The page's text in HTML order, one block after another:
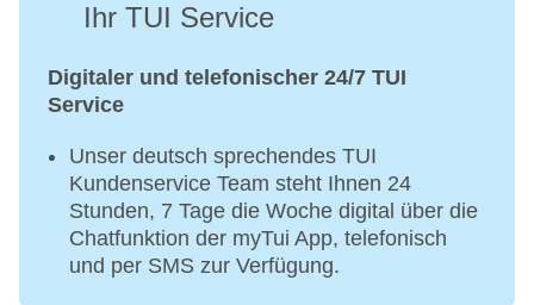
Ihr TUI Service
Digitaler und telefonischer 24/7 TUI
Service
Unser deutsch sprechendes TUI
Kundenservice Team steht Ihnen 24
Stunden, 7 Tage die Woche digital über die
Chatfunktion der myTui App, telefonisch
und per SMS zur Verfügung.